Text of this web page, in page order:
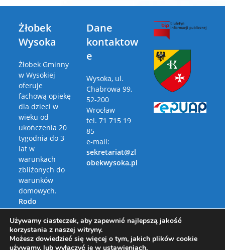
Żłobek
Wysoka
Żłobek Gminny
w Wysokiej
oferuje
fachową opiekę
dla dzieci w
wieku od
ukończenia 20
tygodnia do 3
lat w
warunkach
zbliżonych do
warunków
domowych.
Rodo
Polityka
Prywatności
Dane
kontaktow
e
Wysoka, ul.
Chabrowa 99,
52-200
Wrocław
tel. 71 715 19
85
e-mail:
sekretariat@zl
obekwysoka.pl
Używamy ciasteczek, aby zapewnić najlepszą jakość
korzystania z naszej witryny.
Możesz dowiedzieć się więcej o tym, jakich plików cookie
używamy, lub wyłączyć je w ustawieniach.